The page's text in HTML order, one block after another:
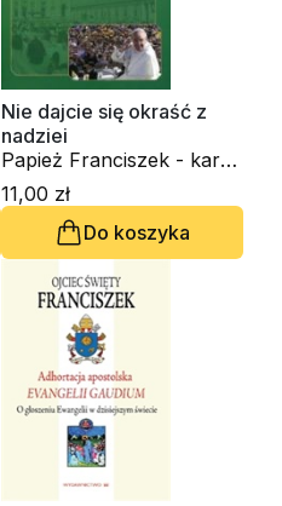
Nie dajcie się okraść z
nadziei
Papież Franciszek - kard.
Jorge Mario Bergoglio
11,00 zł
Do koszyka